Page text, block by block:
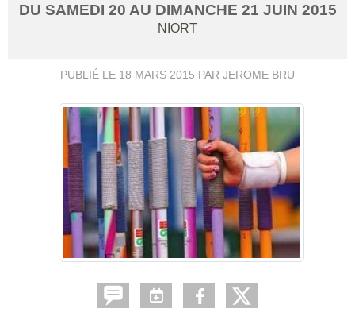
DU SAMEDI 20 AU DIMANCHE 21 JUIN 2015
NIORT
PUBLIÉ LE 18 MARS 2015 PAR JEROME BRU